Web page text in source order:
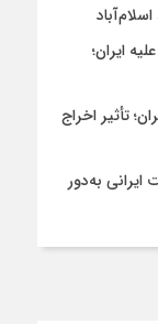
ایران؛
تأثیر اخراج
ایرانی به‌دور